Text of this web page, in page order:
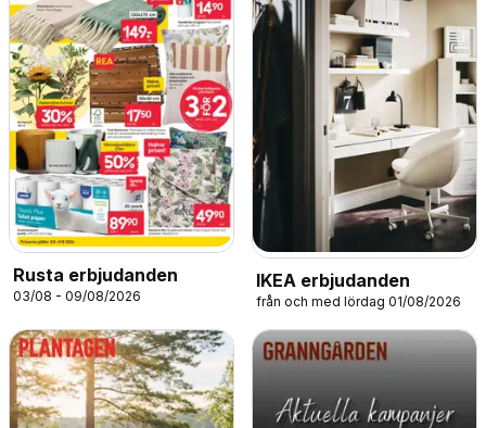
Rusta erbjudanden
03/08 - 09/08/2026
IKEA erbjudanden
från och med lördag 01/08/2026